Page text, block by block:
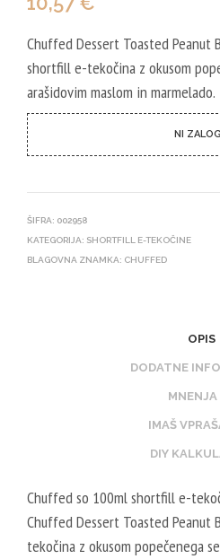
Chuffed Dessert Toasted Peanut
shortfill e-tekočina z okusom
arašidovim maslom in marmelado.
NI
ŠIFRA: 002958
KATEGORIJA: SHORTFILL E-TEKOČINE
BLAGOVNA ZNAMKA: CHUFFED
OPIS
DODATNE
MNENJA
IMAŠ
DIY
Chuffed so 100ml shortfill e-
Chuffed Dessert Toasted
tekočina z okusom popečenega